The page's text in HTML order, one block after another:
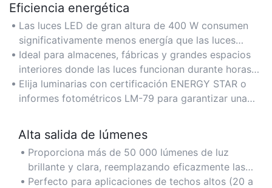
Eficiencia energética
Las luces LED de gran altura de 400 W consumen
significativamente menos energía que las luces
tradicionales de haluro metálico o HPS de 400 W, lo
que reduce los costos de energía hasta en un 60 % y
mantiene un brillo superior.
Ideal para almacenes, fábricas y grandes espacios
interiores donde las luces funcionan durante horas
prolongadas, minimizando las facturas de
electricidad sin comprometer la iluminación.
Elija luminarias con certificación ENERGY STAR o
informes fotométricos LM-79 para garantizar una
de los estándares de la industria.
Alta salida de lúmenes
Proporciona más de 50 000 lúmenes de luz
brillante y clara, reemplazando eficazmente las
luminarias HID de 1000 W obsoletas y utilizando
Perfecto para aplicaciones de techos altos (20 a